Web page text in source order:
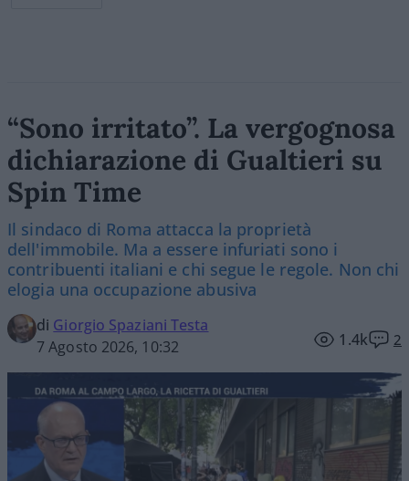
“Sono irritato”. La vergognosa
dichiarazione di Gualtieri su
Spin Time
Il sindaco di Roma attacca la proprietà
dell'immobile. Ma a essere infuriati sono i
contribuenti italiani e chi segue le regole. Non chi
elogia una occupazione abusiva
di Giorgio Spaziani Testa
7 Agosto 2026, 10:32
1.4k 2